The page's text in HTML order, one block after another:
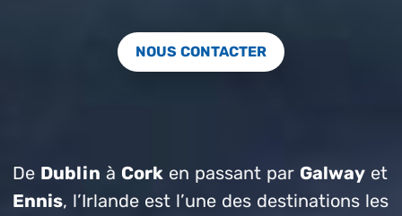
NOUS CONTACTER
De Dublin à Cork en passant par Galway et
Ennis, l’Irlande est l’une des destinations les